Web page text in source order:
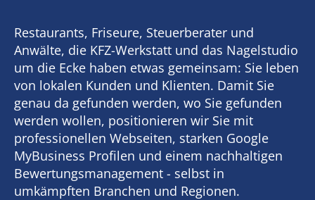
Restaurants, Friseure, Steuerberater und
Anwälte, die KFZ-Werkstatt und das Nagelstudio
um die Ecke haben etwas gemeinsam: Sie leben
von lokalen Kunden und Klienten. Damit Sie
genau da gefunden werden, wo Sie gefunden
werden wollen, positionieren wir Sie mit
professionellen Webseiten, starken Google
MyBusiness Profilen und einem nachhaltigen
Bewertungsmanagement - selbst in
umkämpften Branchen und Regionen.